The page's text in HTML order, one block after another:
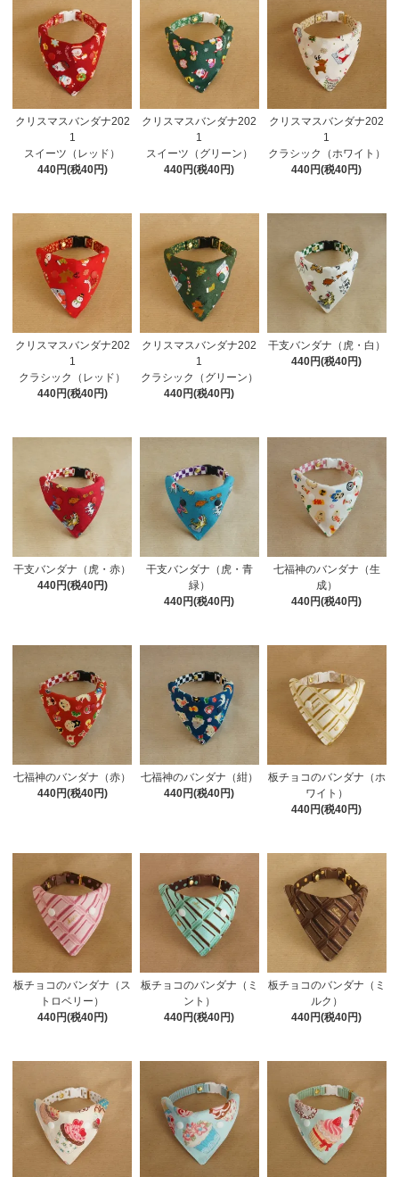
クリスマスバンダナ202
1
スイーツ（レッド）
440円(税40円)
クリスマスバンダナ202
1
スイーツ（グリーン）
440円(税40円)
クリスマスバンダナ202
1
クラシック（ホワイト）
440円(税40円)
クリスマスバンダナ202
1
クラシック（レッド）
440円(税40円)
クリスマスバンダナ202
1
クラシック（グリーン）
440円(税40円)
干支バンダナ（虎・白）
440円(税40円)
干支バンダナ（虎・赤）
440円(税40円)
干支バンダナ（虎・青
緑）
440円(税40円)
七福神のバンダナ（生
成）
440円(税40円)
七福神のバンダナ（赤）
440円(税40円)
七福神のバンダナ（紺）
440円(税40円)
板チョコのバンダナ（ホ
ワイト）
440円(税40円)
板チョコのバンダナ（ス
トロベリー）
440円(税40円)
板チョコのバンダナ（ミ
ント）
440円(税40円)
板チョコのバンダナ（ミ
ルク）
440円(税40円)